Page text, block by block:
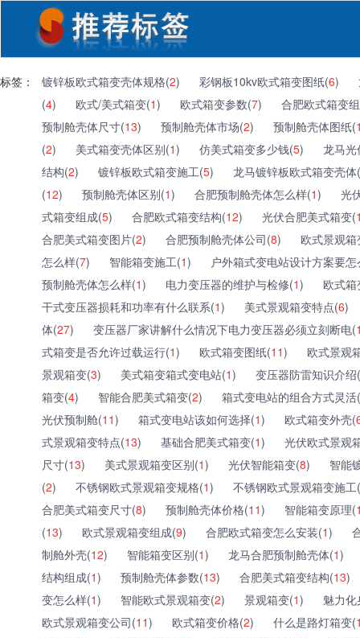
标签： 镀锌板欧式箱变壳体规格(2) 彩钢板10kv欧式箱变图纸(6)
(4) 欧式/美式箱变(1) 欧式箱变参数(7)
合肥欧式箱变
预制舱壳体尺寸(13) 预制舱壳体市场(2) 预制舱壳体图纸(
(2) 美式箱变壳体区别(1) 仿美式箱变多少钱(5)
龙马
结构(2) 镀锌板欧式箱变施工(5)
龙马镀锌板欧式箱变壳体(
(12) 预制舱壳体区别(1) 合肥预制舱壳体怎么样(1)
光
式箱变组成(5) 合肥欧式箱变结构(12) 光伏合肥美式箱变(
合肥美式箱变图片(2) 合肥预制舱壳体公司(8)
欧式景观
怎么样(7) 智能箱变施工(1)
户外箱式变电站设计方案要
预制舱壳体怎么样(1) 电力变压器的维护与检修(1)
欧式
干式变压器损耗和功率有什么联系(1) 美式景观箱变特点(6)
体(27) 变压器厂家讲解什么情况下电力变压器必须立刻断电(
式箱变是否允许过载运行(1) 欧式箱变图纸(11)
欧式景观
景观箱变(3) 美式箱变箱式变电站(1)
变压器防雷知识介绍(
箱变(4) 智能合肥美式箱变(2)
箱式变电站的组合方式灵活(
光伏预制舱(11) 箱式变电站该如何选择(1) 欧式箱变外壳(
式景观箱变特点(13) 基础合肥美式箱变(1)
光伏欧式景观
尺寸(13) 美式景观箱变区别(1) 光伏智能箱变(8)
智能
(2) 不锈钢欧式景观箱变规格(1)
不锈钢欧式景观箱变施工(
合肥美式箱变尺寸(8) 预制舱壳体价格(11) 智能箱变原理(
(13) 欧式景观箱变组成(9) 合肥欧式箱变怎么安装(1)
制舱外壳(12) 智能箱变区别(1) 龙马合肥预制舱壳体(1)
结构组成(1) 预制舱壳体参数(13) 合肥美式箱变结构(13)
变怎么样(1) 智能欧式景观箱变(2) 景观箱变(1)
魅力
欧式景观箱变公司(11) 欧式箱变价格(2) 什么是路灯箱变(